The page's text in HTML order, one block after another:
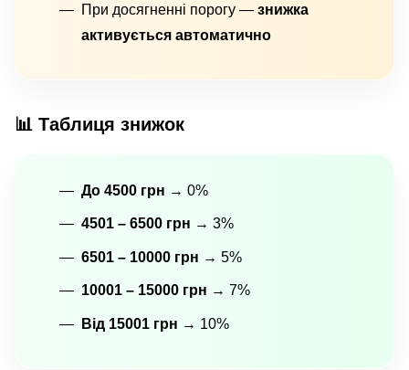
При досягненні порогу — знижка
активується автоматично
📊 Таблиця знижок
До 4500 грн → 0%
4501 – 6500 грн → 3%
6501 – 10000 грн → 5%
10001 – 15000 грн → 7%
Від 15001 грн → 10%